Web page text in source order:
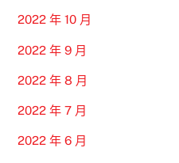
2022 年 10 月
2022 年 9 月
2022 年 8 月
2022 年 7 月
2022 年 6 月